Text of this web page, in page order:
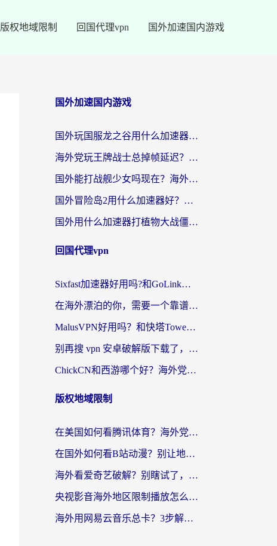
版权地域限制 回国代理vpn 国外加速国内游戏
国外加速国内游戏
国外玩国服龙之谷用什么加速器最好？一份给海外游子的终极指南
海外党玩王牌战士总掉帧延迟？这份王牌战士延迟加速器终极指南救你命
国外能打战舰少女吗现在？海外玩家的国服游戏加速终极指南
国外冒险岛2用什么加速器好？海外党国服游戏畅玩全攻略（附鸣潮哈利波特加速技巧）
国外用什么加速器打植物大战僵尸好？海外党国服游戏加速终极指南
回国代理vpn
Sixfast加速器好用吗?和GoLink加速器对比哪个回国效果更好?海外党亲测实用指南
在海外漂泊的你，需要一个靠谱的“回国机场”
MalusVPN好用吗？和快塔TowerFastVPN对比哪个回国效果更好？海外党亲测实用指南
别再搜 vpn 安卓破解版下载了，海外党回国上网的正确姿势在这里
ChickCN和西游哪个好？海外党2026亲测回国加速器选择指南（附expressvpn中国对比）
版权地域限制
在美国如何看腾讯体育？海外党解锁NBA欧洲杯直播的终极攻略
在国外如何看B站动漫？别让地区限制打断你的追番节奏
海外看爱奇艺破解？别瞎试了，这才是留学生华人追剧看球的正确打开方式
央视影音海外地区限制播放怎么办？海外党亲测有效的回国加速指南
海外用网易云音乐总卡？3步解决版权限制+卡顿，还能听喜马拉雅！